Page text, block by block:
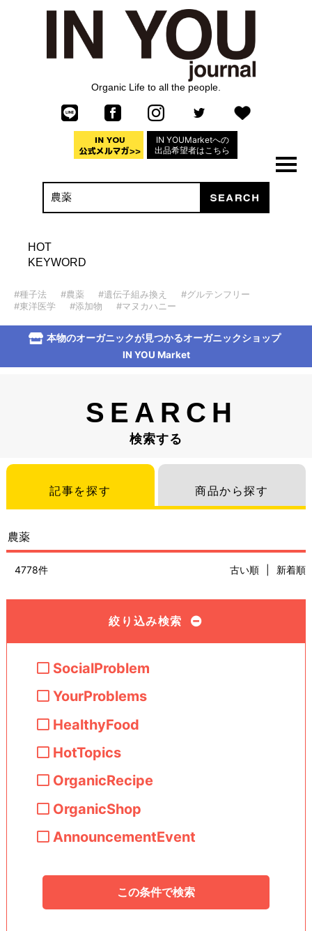
Organic Life to all the people.
IN YOUMarketへの
出品希望者はこちら
HOT
KEYWORD
#種子法 #農薬 #遺伝子組み換え
#グルテンフリー
#東洋医学
#添加物 #マヌカハニー
本物のオーガニックが見つかるオーガニックショップ
IN YOU Market
SEARCH
検索する
記事を探す 商品から探す
4778件 古い順 新着順
絞り込み検索
SocialProblem
YourProblems
HealthyFood
HotTopics
OrganicRecipe
OrganicShop
AnnouncementEvent